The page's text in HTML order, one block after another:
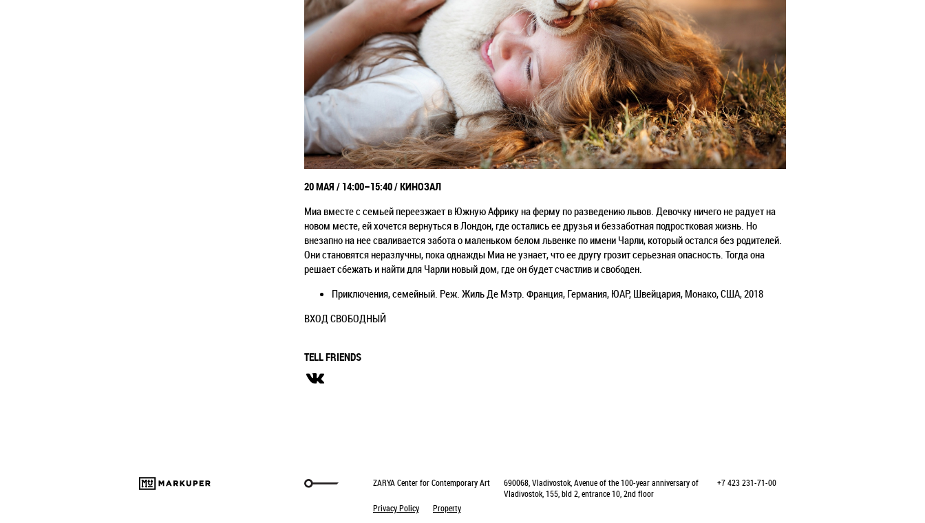
20 МАЯ / 14:00–15:40 / КИНОЗАЛ
Миа вместе с семьей переезжает в Южную Африку на ферму по разведению львов. Девочку ничего не радует на
новом месте, ей хочется вернуться в Лондон, где остались ее друзья и беззаботная подростковая жизнь. Но
внезапно на нее сваливается забота о маленьком белом львенке по имени Чарли, который остался без родителей.
Они становятся неразлучны, пока однажды Миа не узнает, что ее другу грозит серьезная опасность. Тогда она
решает сбежать и найти для Чарли новый дом, где он будет счастлив и свободен.
Приключения, семейный. Реж. Жиль Де Мэтр. Франция, Германия, ЮАР, Швейцария, Монако, США, 2018
ВХОД СВОБОДНЫЙ
TELL FRIENDS
ZARYA Center for Contemporary Art
690068, Vladivostok, Avenue of the 100-year anniversary of
Vladivostok, 155, bld 2, entrance 10, 2nd floor
+7 423 231-71-00
Privacy Policy Property